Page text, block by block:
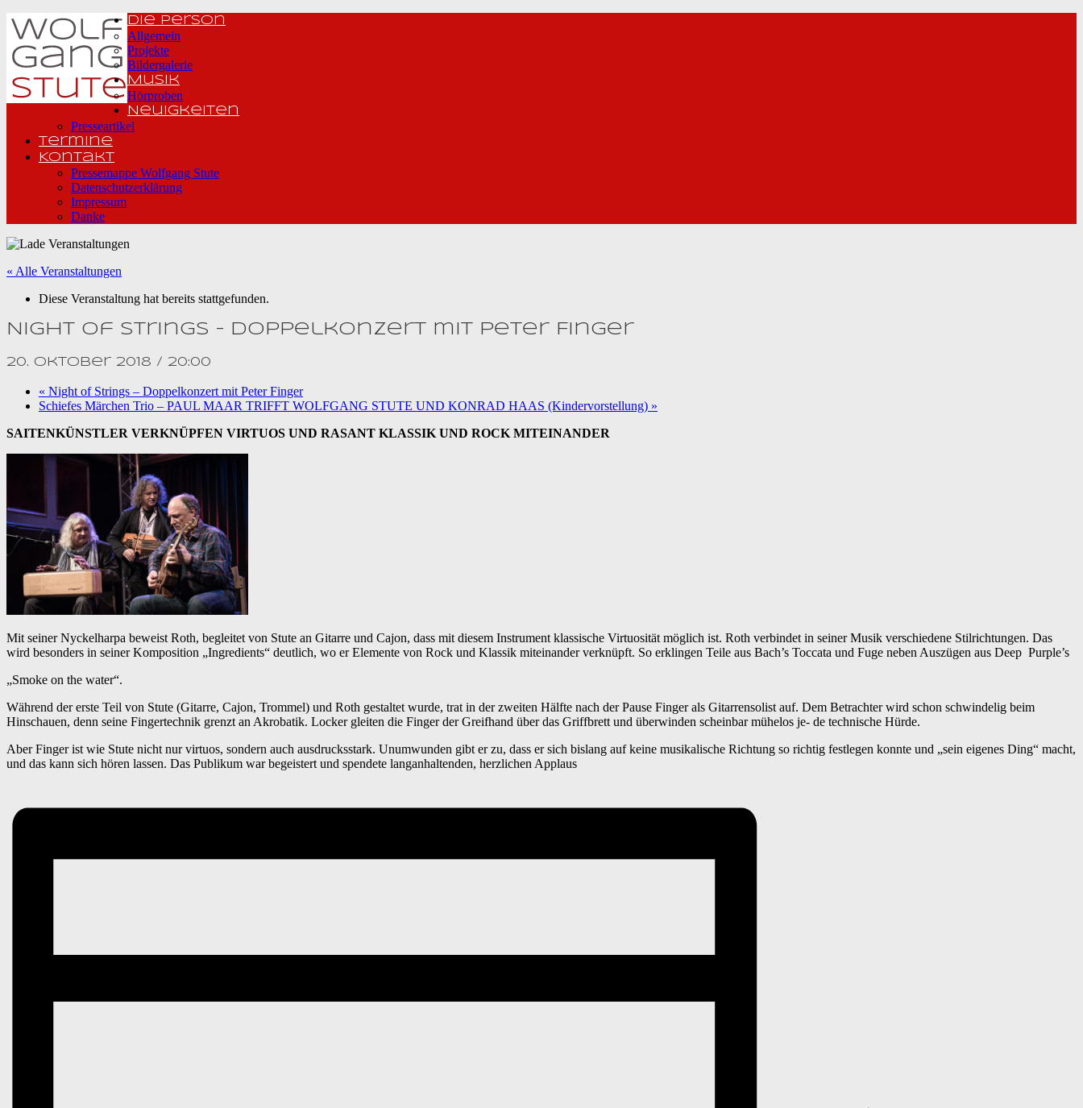
Die Person
Allgemein
Projekte
Bildergalerie
Musik
Hörproben
Neuigkeiten
Presseartikel
Termine
Kontakt
Pressemappe Wolfgang Stute
Datenschutzerklärung
Impressum
Danke
« Alle Veranstaltungen
Diese Veranstaltung hat bereits stattgefunden.
Night of Strings – Doppelkonzert mit Peter Finger
20. Oktober 2018 / 20:00
« Night of Strings – Doppelkonzert mit Peter Finger
Schiefes Märchen Trio – PAUL MAAR TRIFFT WOLFGANG STUTE UND KONRAD HAAS (Kindervorstellung) »
SAITENKÜNSTLER VERKNÜPFEN VIRTUOS UND RASANT KLASSIK UND ROCK MITEINANDER
Mit seiner Nyckelharpa beweist Roth, begleitet von Stute an Gitarre und Cajon, dass mit diesem Instrument klassische Virtuosität möglich ist. Roth verbindet in seiner Musik verschiedene Stilrichtungen. Das
wird besonders in seiner Komposition „Ingredients“ deutlich, wo er Elemente von Rock und Klassik miteinander verknüpft. So erklingen Teile aus Bach’s Toccata und Fuge neben Auszügen aus Deep Purple’s
„Smoke on the water“.
Während der erste Teil von Stute (Gitarre, Cajon, Trommel) und Roth gestaltet wurde, trat in der zweiten Hälfte nach der Pause Finger als Gitarrensolist auf. Dem Betrachter wird schon schwindelig beim
Hinschauen, denn seine Fingertechnik grenzt an Akrobatik. Locker gleiten die Finger der Greifhand über das Griffbrett und überwinden scheinbar mühelos je- de technische Hürde.
Aber Finger ist wie Stute nicht nur virtuos, sondern auch ausdrucksstark. Unumwunden gibt er zu, dass er sich bislang auf keine musikalische Richtung so richtig festlegen konnte und „sein eigenes Ding“ macht,
und das kann sich hören lassen. Das Publikum war begeistert und spendete langanhaltenden, herzlichen Applaus